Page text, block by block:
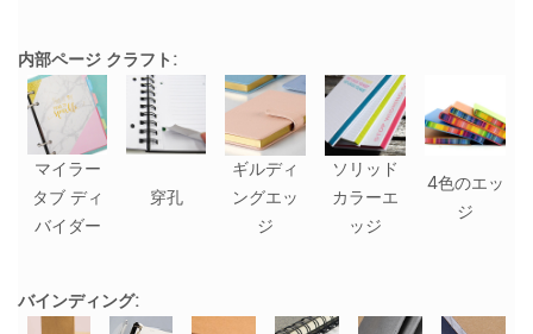
内部ページ クラフト:
マイラー
タブ ディ
バイダー
穿孔
ギルディ
ングエッ
ジ
ソリッド
カラーエ
ッジ
4色のエッ
ジ
バインディング: